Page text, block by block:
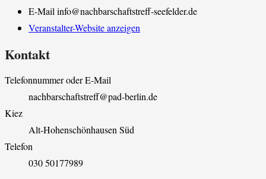
E-Mail info@nachbarschaftstreff-seefelder.de
Veranstalter-Website anzeigen
Kontakt
Telefonnummer oder E-Mail
nachbarschaftstreff@pad-berlin.de
Kiez
Alt-Hohenschönhausen Süd
Telefon
030 50177989